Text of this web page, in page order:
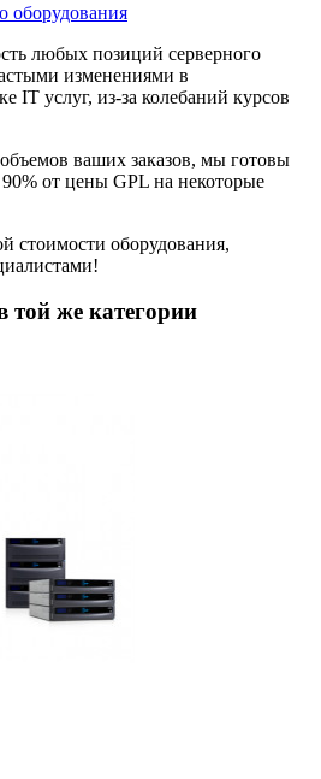
оборудования
любых позиций серверного
изменениями в
IT услуг, из-за колебаний курсов
ваших заказов, мы готовы
от цены GPL на некоторые
стоимости оборудования,
той же категории